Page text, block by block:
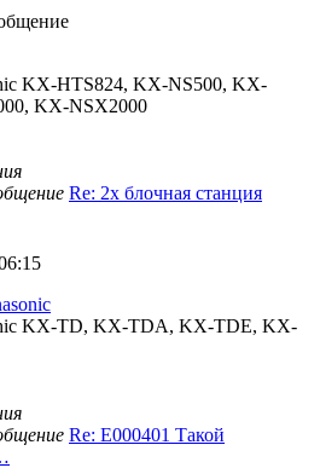
KX-HTS824, KX-NS500, KX-
KX-NSX2000
Re: 2х блочная станция
KX-TD, KX-TDA, KX-TDE, KX-
Re: E000401 Такой